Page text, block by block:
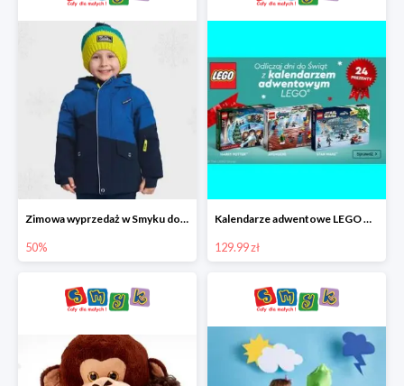
Zimowa wyprzedaż w Smyku do -50%
50%
Kalendarze adwentowe LEGO w Smyku w super cenie
129.99 zł